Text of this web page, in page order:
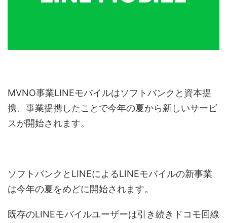
MVNO事業LINEモバイルはソフトバンクと資本提
携、事業提携したことで今年の夏から新しいサービ
スが開始されます。
ソフトバンクとLINEによるLINEモバイルの新事業
は今年の夏をめどに開始されます。
既存のLINEモバイルユーザーは引き続きドコモ回線